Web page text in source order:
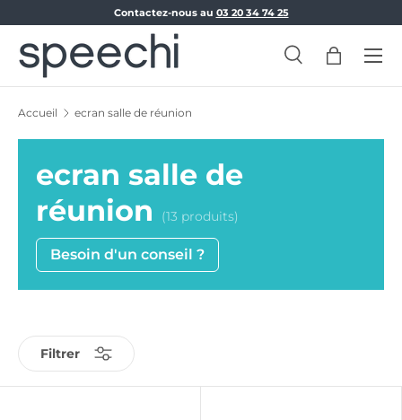
Aller au contenu
Contactez-nous au 03 20 34 74 25
Recherche
Recherche
Panier
Menu
Accueil ecran salle de réunion
ecran salle de
réunion
(13 produits)
Besoin d'un conseil ?
Filtrer